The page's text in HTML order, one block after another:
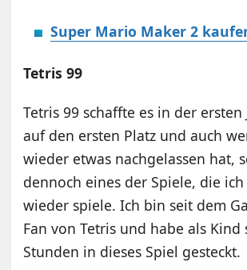
Super Mario Maker 2
Tetris 99
Tetris 99 schaffte es in der ersten
auf den ersten Platz und auch
wieder etwas nachgelassen hat,
dennoch eines der Spiele, die
wieder spiele. Ich bin seit dem
Fan von Tetris und habe als Kind
Stunden in dieses Spiel gesteckt.